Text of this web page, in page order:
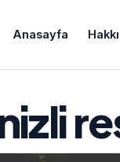
Anasayfa